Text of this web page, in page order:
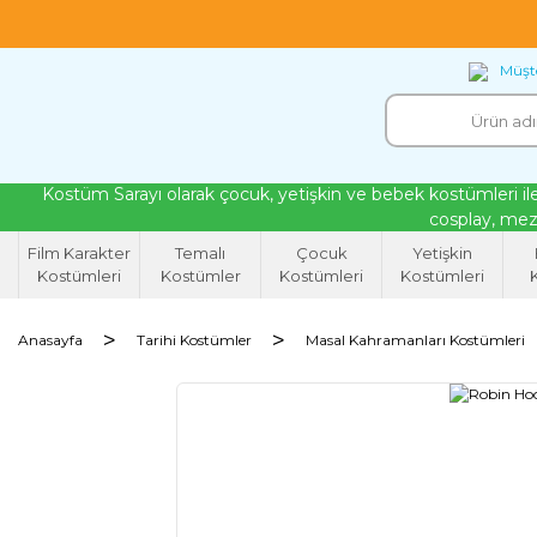
Kostüm Sarayı olarak çocuk, yetişkin ve bebek kostümleri
cosplay,
Film Karakter
Kostümleri
Temalı
Kostümler
Çocuk
Kostümleri
Yetişkin
Kostümleri
Anasayfa Tarihi Kostümler Masal Kahramanları Kostümleri